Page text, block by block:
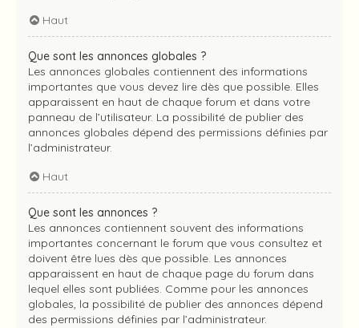
Haut
Que sont les annonces globales ?
Les annonces globales contiennent des informations
importantes que vous devez lire dès que possible. Elles
apparaissent en haut de chaque forum et dans votre
panneau de l’utilisateur. La possibilité de publier des
annonces globales dépend des permissions définies par
l’administrateur.
Haut
Que sont les annonces ?
Les annonces contiennent souvent des informations
importantes concernant le forum que vous consultez et
doivent être lues dès que possible. Les annonces
apparaissent en haut de chaque page du forum dans
lequel elles sont publiées. Comme pour les annonces
globales, la possibilité de publier des annonces dépend
des permissions définies par l’administrateur.